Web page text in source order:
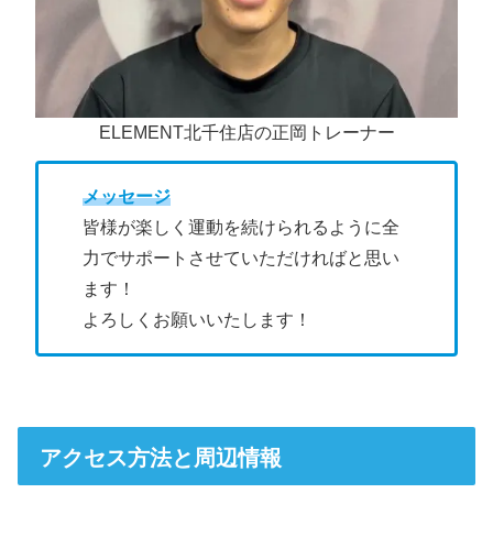
ELEMENT北千住店の正岡トレーナー
メッセージ
皆様が楽しく運動を続けられるように全
力でサポートさせていただければと思い
ます！
よろしくお願いいたします！
アクセス方法と周辺情報